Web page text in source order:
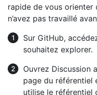
rapide de vous orienter
n’avez pas travaillé
Sur GitHub,
souhaitez explorer.
Ouvrez Discussion
page du référentiel
utilise le référentiel